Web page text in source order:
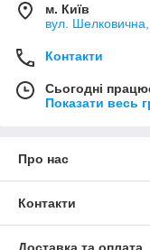
м. Київ
вул. Шелковична,
Контакти
Сьогодні
Показати весь
Про нас
Контакти